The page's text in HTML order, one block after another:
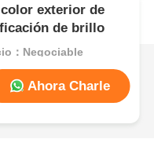
exterior de
de brillo
：Negociable
Ahora Charle